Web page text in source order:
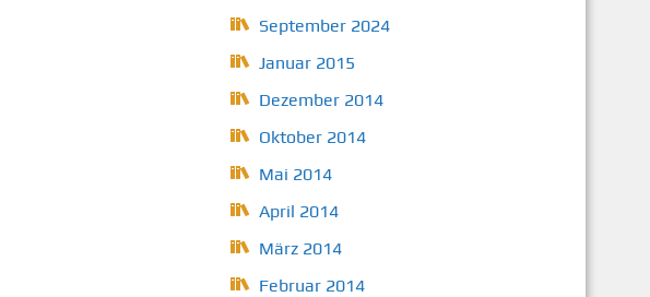
September 2024
Januar 2015
Dezember 2014
Oktober 2014
Mai 2014
April 2014
März 2014
Februar 2014